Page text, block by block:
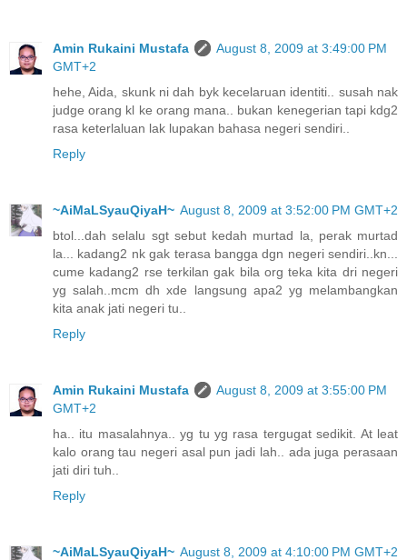
Amin Rukaini Mustafa
August 8, 2009 at 3:49:00 PM
GMT+2
hehe, Aida, skunk ni dah byk kecelaruan identiti.. susah nak
judge orang kl ke orang mana.. bukan kenegerian tapi kdg2
rasa keterlaluan lak lupakan bahasa negeri sendiri..
Reply
~AiMaLSyauQiyaH~ August 8, 2009 at 3:52:00 PM GMT+2
btol...dah selalu sgt sebut kedah murtad la, perak murtad
la... kadang2 nk gak terasa bangga dgn negeri sendiri..kn...
cume kadang2 rse terkilan gak bila org teka kita dri negeri
yg salah..mcm dh xde langsung apa2 yg melambangkan
kita anak jati negeri tu..
Reply
Amin Rukaini Mustafa
August 8, 2009 at 3:55:00 PM
GMT+2
ha.. itu masalahnya.. yg tu yg rasa tergugat sedikit. At leat
kalo orang tau negeri asal pun jadi lah.. ada juga perasaan
jati diri tuh..
Reply
~AiMaLSyauQiyaH~ August 8, 2009 at 4:10:00 PM GMT+2